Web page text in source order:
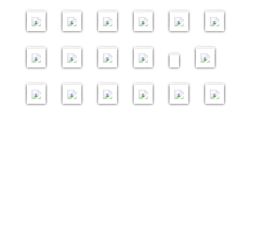
e
s
e
s
e
s
e
s
e
s
e
s
i
m
a
e
s
i
m
a
e
s
i
m
a
e
s
i
m
a
e
s
i
m
a
s
i
a
e
s
星
期
二
i
m
a
e
s
阶
班
2
i
m
a
e
s
阶
班
2
i
m
a
e
s
阶
班
2
i
m
a
e
s
1
8
1
a
e
s
流
团
2
a
e
s